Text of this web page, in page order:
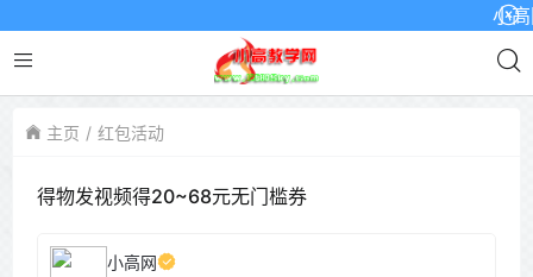
小高网
主页 红包活动
得物发视频得20~68元无门槛券
小高网